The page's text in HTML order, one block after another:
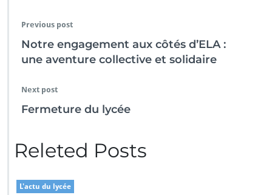
Previous post
Notre engagement aux côtés d’ELA :
une aventure collective et solidaire
Next post
Fermeture du lycée
Releted Posts
L'actu du lycée